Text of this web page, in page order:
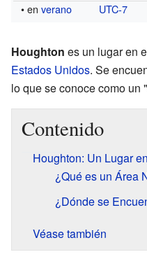
• enverano UTC-7
Houghton es un lugar en
Estados Unidos. Se
lo que se conoce como un
Contenido
Houghton: Un Lugar
¿Qué es un Área
¿Dónde se
Véase también